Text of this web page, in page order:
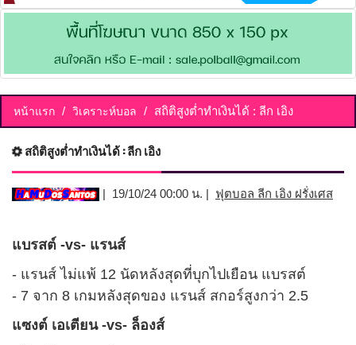
หน้าแรก วิเคราะห์บอล สถิติสูงต่ำทำเงินได้ : ลีก เอิง
สถิติสูงต่ำทำเงินได้ : ลีก เอิง
| 19/10/24 00:00 น. | ฟุตบอล ลีก เอิง ฝรั่งเศส
แบรสต์ -vs- แรนส์
- แรนส์ ไม่แพ้ 12 นัดหลังสุดที่บุกไปเยือน แบรสต์
- 7 จาก 8 เกมหลังสุดของ แรนส์ สกอร์สูงกว่า 2.5
แซงต์ เอเตียน -vs- ล็องส์